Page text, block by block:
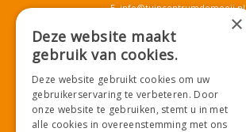
E.info@tuincentrumdemooij.nl
Download onze App!
×
Deze website maakt
gebruik van cookies.
Deze website gebruikt cookies om uw
gebruikerservaring te verbeteren. Door
onze website te gebruiken, stemt u in met
alle cookies in overeenstemming met ons